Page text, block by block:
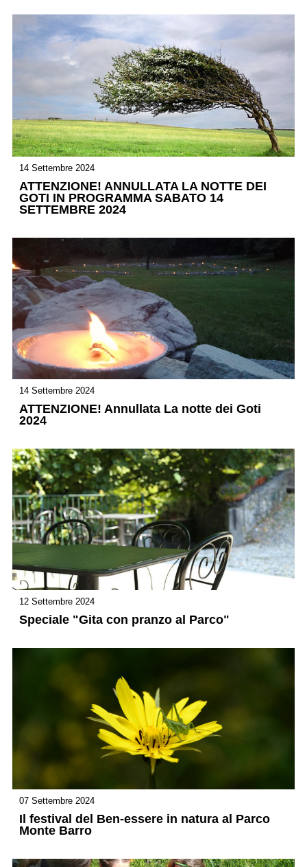
14 Settembre 2024
ATTENZIONE! ANNULLATA LA NOTTE DEI
GOTI IN PROGRAMMA SABATO 14
SETTEMBRE 2024
14 Settembre 2024
ATTENZIONE! Annullata La notte dei Goti
2024
12 Settembre 2024
Speciale "Gita con pranzo al Parco"
07 Settembre 2024
Il festival del Ben-essere in natura al Parco
Monte Barro